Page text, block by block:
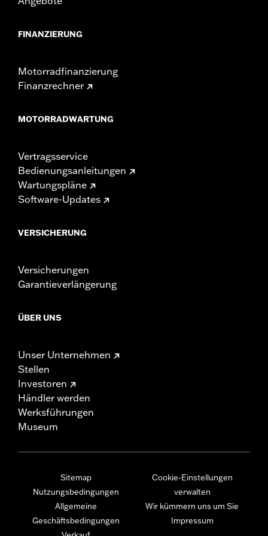
FINANZIERUNG
Motorradfinanzierung
Finanzrechner
MOTORRADWARTUNG
Vertragsservice
Bedienungsanleitungen
Wartungspläne
Software-Updates
VERSICHERUNG
Versicherungen
Garantieverlängerung
ÜBER UNS
Unser Unternehmen
Stellen
Investoren
Händler werden
Werksführungen
Museum
Sitemap
Nutzungsbedingungen
Allgemeine
Geschäftsbedingungen
Cookie-Einstellungen
verwalten
Wir kümmern uns um Sie
Impressum